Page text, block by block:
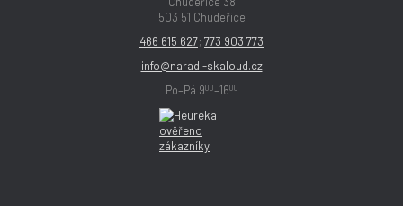
503 51 Chudeřice
466 615 627; 773 903 773
info@naradi-skaloud.cz
Po–Pá 900–1600